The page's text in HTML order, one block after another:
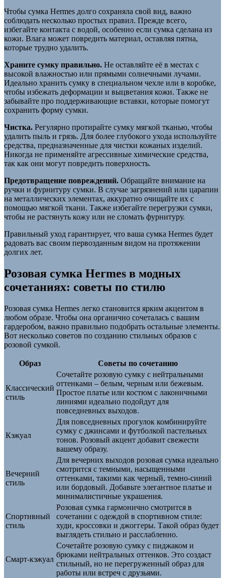
Чтобы сумка Hermes долго сохраняла свой вид, важно
соблюдать несколько простых правил. Прежде всего,
избегайте контакта с водой, особенно если сумка сделана из
кожи. Влага может повредить материал, оставляя пятна,
которые трудно удалить.
Храните сумку правильно. Не оставляйте её в местах с
высокой влажностью или прямыми солнечными лучами.
Идеально хранить сумку в специальном чехле или в коробке,
чтобы избежать деформации и выцветания кожи. Также не
забывайте про поддерживающие вставки, которые помогут
сохранить форму сумки.
Чистка. Регулярно протирайте сумку мягкой тканью, чтобы
удалить пыль и грязь. Для более глубокого ухода используйте
средства, предназначенные для чистки кожаных изделий.
Никогда не применяйте агрессивные химические средства,
так как они могут повредить поверхность.
Предотвращение повреждений. Обращайте внимание на
ручки и фурнитуру сумки. В случае загрязнений или царапин
на металлических элементах, аккуратно очищайте их с
помощью мягкой ткани. Также избегайте перегрузки сумки,
чтобы не растянуть кожу или не сломать фурнитуру.
Правильный уход гарантирует, что ваша сумка Hermes будет
радовать вас своим первозданным видом на протяжении
долгих лет.
Розовая сумка Hermes в модных
сочетаниях: советы по стилю
Розовая сумка Hermes легко становится ярким акцентом в
любом образе. Чтобы она органично сочеталась с вашим
гардеробом, важно правильно подобрать остальные элементы.
Вот несколько советов по созданию стильных образов с
розовой сумкой.
Образ Советы по сочетанию
Классический
стиль
Сочетайте розовую сумку с нейтральными
оттенками – белым, черным или бежевым.
Простое платье или костюм с лаконичными
линиями идеально подойдут для
повседневных выходов.
Кэжуал
Для повседневных прогулок комбинируйте
сумку с джинсами и футболкой пастельных
тонов. Розовый акцент добавит свежести
вашему образу.
Вечерний
стиль
Для вечерних выходов розовая сумка идеально
смотрится с темными, насыщенными
оттенками, такими как черный, темно-синий
или бордовый. Добавьте элегантное платье и
минималистичные украшения.
Спортивный
стиль
Розовая сумка гармонично смотрится в
сочетании с одеждой в спортивном стиле:
худи, кроссовки и джоггеры. Такой образ будет
выглядеть стильно и расслабленно.
Смарт-кэжуал
Сочетайте розовую сумку с пиджаком и
брюками нейтральных оттенков. Это создаст
стильный, но не перегруженный образ для
работы или встреч с друзьями.